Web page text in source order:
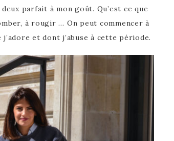
parfait à mon goût. Qu’est ce que
à rougir … On peut commencer à
et dont j’abuse à cette période.